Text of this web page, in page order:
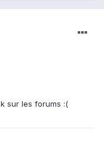
sur les forums :(